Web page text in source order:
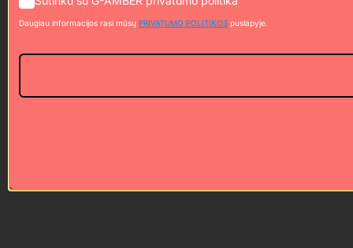
Daugiau informacijos rasi mūsų PRIVATUMO POLITIKOS puslapyje.